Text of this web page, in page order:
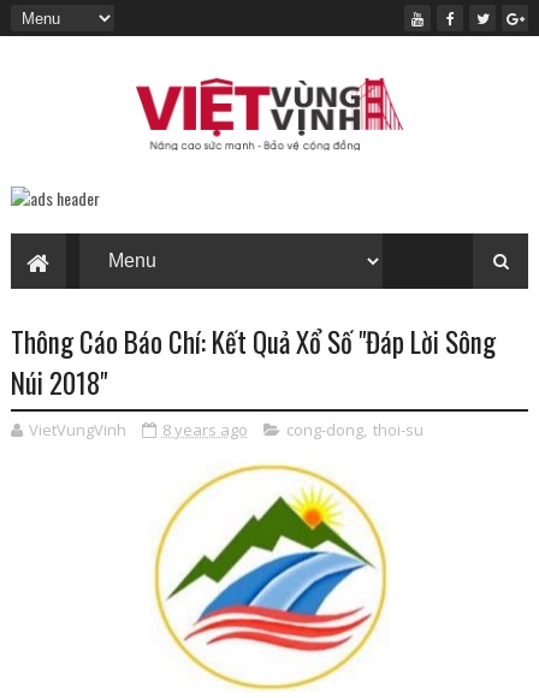
Thông Cáo Báo Chí: Kết Quả Xổ Số "Đáp Lời Sông
Núi 2018"
VietVungVinh 8 years ago cong-dong, thoi-su